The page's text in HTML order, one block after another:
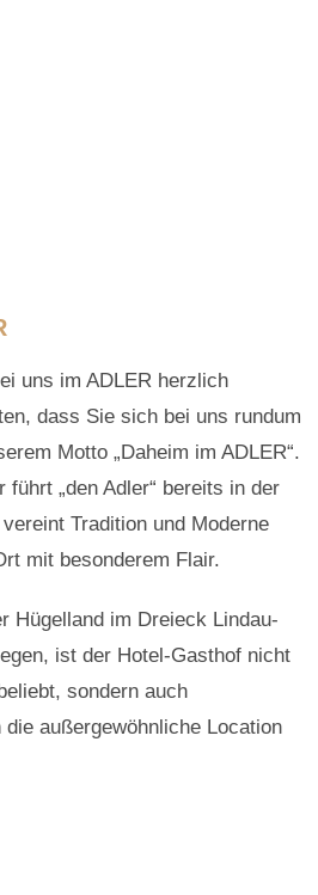
uns im ADLER herzlich
dass Sie sich bei uns rundum
Motto „Daheim im ADLER“.
führt „den Adler“ bereits in der
Tradition und Moderne
mit besonderem Flair.
Hügelland im Dreieck Lindau-
ist der Hotel-Gasthof nicht
sondern auch
außergewöhnliche Location